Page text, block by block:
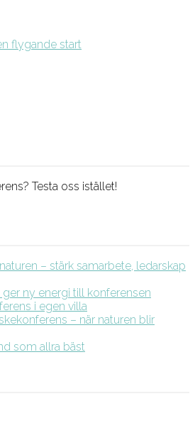
flygande start
Testa oss istället!
– stärk samarbete, ledarskap
ny energi till konferensen
i egen villa
– när naturen blir
som allra bäst